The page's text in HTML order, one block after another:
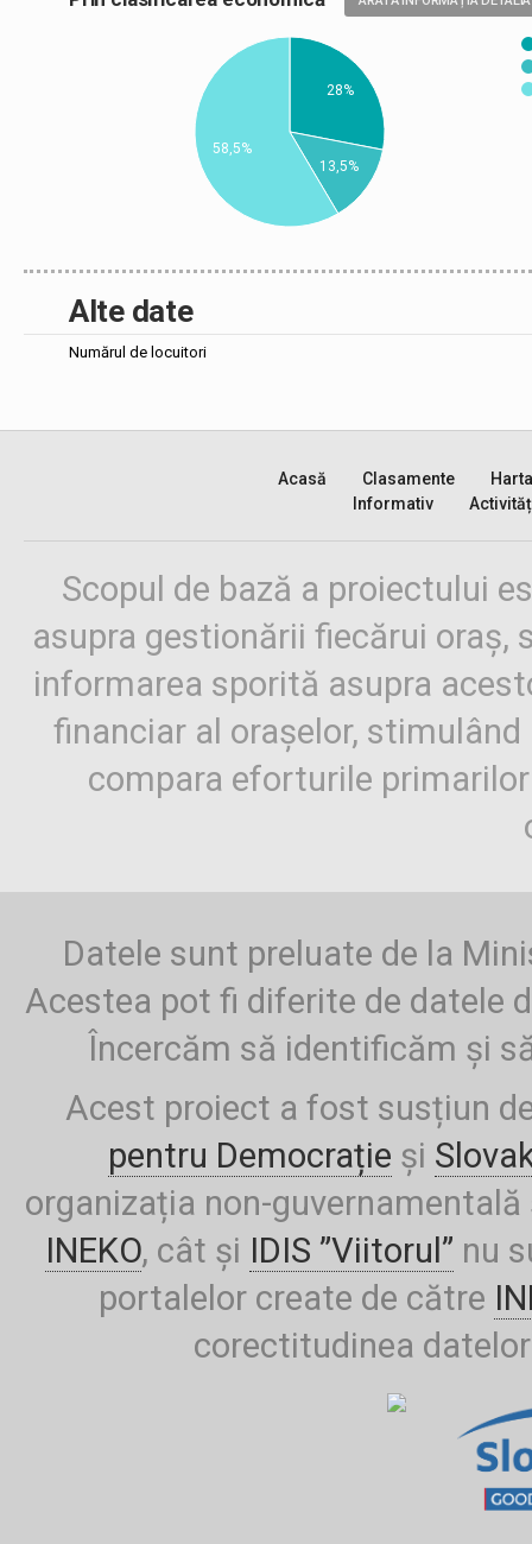
28%
13,5%
58,5%
Alte date
Numărul de locuitori
Acasă Clasamente
Harta
Informativ
Scopul de bază a proiectului
asupra gestionării fiecărui oraș,
informarea sporită asupra
financiar al orașelor,
compara eforturile
Datele sunt preluate de la
Acestea pot fi diferite de datele
Încercăm să identificăm și
Acest proiect a fost susțiun
pentru Democrație și
organizația non-
INEKO, cât și IDIS ”Viitorul” nu
portalelor create de către
corectitudinea